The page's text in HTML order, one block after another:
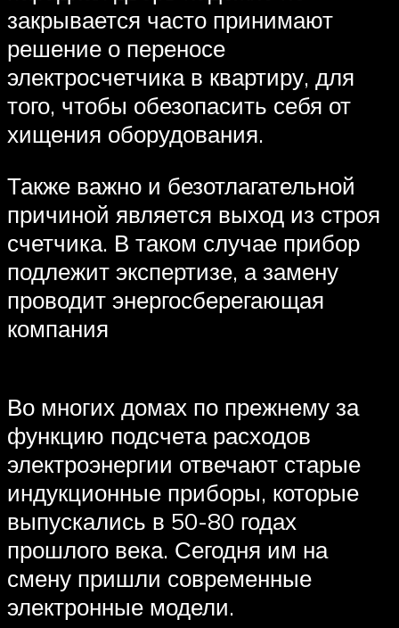
закрывается часто принимают
решение о переносе
электросчетчика в квартиру, для
того, чтобы обезопасить себя от
хищения оборудования.
Также важно и безотлагательной
причиной является выход из строя
счетчика. В таком случае прибор
подлежит экспертизе, а замену
проводит энергосберегающая
компания
Во многих домах по прежнему за
функцию подсчета расходов
электроэнергии отвечают старые
индукционные приборы, которые
выпускались в 50-80 годах
прошлого века. Сегодня им на
смену пришли современные
электронные модели.